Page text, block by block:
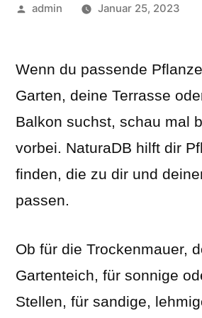
Veröffentlicht
admin Januar 25, 2023
Wenn du passende
Garten, deine Terrasse
Balkon suchst, schau mal
vorbei. NaturaDB hilft dir
finden, die zu dir und
passen.
Ob für die Trockenmauer,
Gartenteich, für sonnige
Stellen, für sandige,